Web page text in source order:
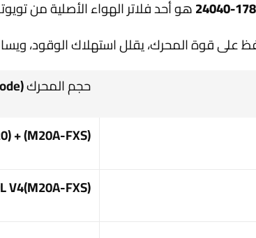
هو أحد فلاتر الهواء الأصلية من
على قوة المحرك، يقلل استهلاك الوقود،
حجم المحرك (Engine Code)
+ (M20A-FXS)
V4(M20A-FXS)